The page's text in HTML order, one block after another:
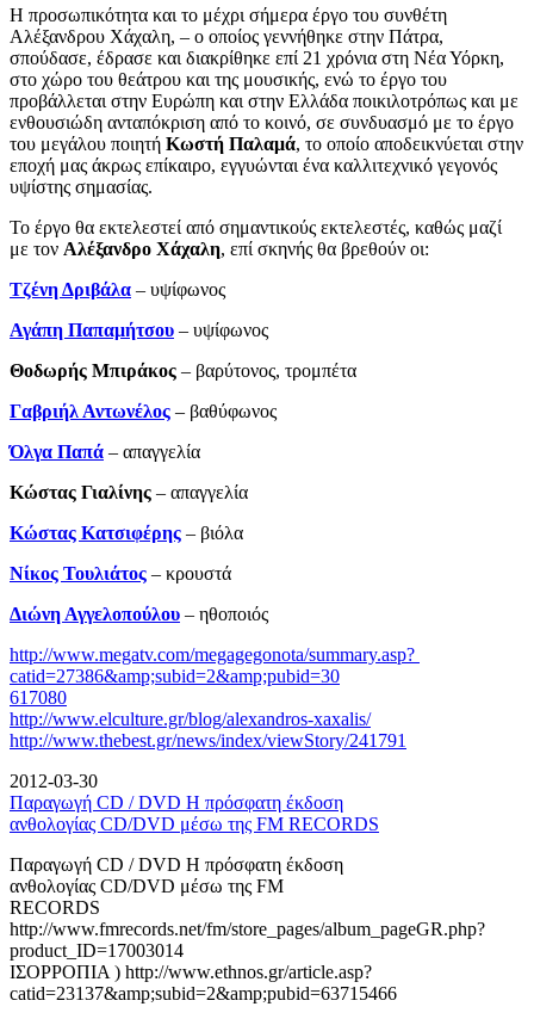
Η προσωπικότητα και το μέχρι σήμερα έργο του συνθέτη
Αλέξανδρου Χάχαλη, – ο οποίος γεννήθηκε στην Πάτρα,
σπούδασε, έδρασε και διακρίθηκε επί 21 χρόνια στη Νέα Υόρκη,
στο χώρο του θεάτρου και της μουσικής, ενώ το έργο του
προβάλλεται στην Ευρώπη και στην Ελλάδα ποικιλοτρόπως και με
ενθουσιώδη ανταπόκριση από το κοινό, σε συνδυασμό με το έργο
του μεγάλου ποιητή Κωστή Παλαμά, το οποίο αποδεικνύεται στην
εποχή μας άκρως επίκαιρο, εγγυώνται ένα καλλιτεχνικό γεγονός
υψίστης σημασίας.
Το έργο θα εκτελεστεί από σημαντικούς εκτελεστές, καθώς μαζί
με τον Αλέξανδρο Χάχαλη, επί σκηνής θα βρεθούν οι:
Τζένη Δριβάλα – υψίφωνος
Αγάπη Παπαμήτσου – υψίφωνος
Θοδωρής Μπιράκος – βαρύτονος, τρομπέτα
Γαβριήλ Αντωνέλος – βαθύφωνος
Όλγα Παπά – απαγγελία
Κώστας Γιαλίνης ­– απαγγελία
Κώστας Κατσιφέρης – βιόλα
Νίκος Τουλιάτος – κρουστά
Διώνη Αγγελοπούλου – ηθοποιός
http://www.megatv.com/megagegonota/summary.asp?
catid=27386&amp;subid=2&amp;pubid=30
617080
http://www.elculture.gr/blog/alexandros-xaxalis/
http://www.thebest.gr/news/index/viewStory/241791
2012-03-30
Παραγωγή CD / DVD Η πρόσφατη έκδοση
ανθολογίας CD/DVD μέσω της FM RECORDS
Παραγωγή CD / DVD Η πρόσφατη έκδοση
ανθολογίας CD/DVD μέσω της FM
RECORDS
http://www.fmrecords.net/fm/store_pages/album_pageGR.php?
product_ID=17003014
ΙΣΟΡΡΟΠΙΑ ) http://www.ethnos.gr/article.asp?
catid=23137&amp;subid=2&amp;pubid=63715466